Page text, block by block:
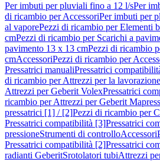
Per imbuti per pluviali fino a 12 l/sPer
di ricambio per AccessoriPer imbuti per
al vaporePezzi di ricambio per Elementi
cmPezzi di ricambio per Scarichi a
pavimento 13 x 13 cmPezzi di ricambio
cmAccessoriPezzi di ricambio per
Pressatrici manualiPressatrici
di ricambio per Attrezzi per la
Attrezzi per Geberit VolexPressatrici
ricambio per Attrezzi per Geberit Mapress
pressatrici [1] / [2]Pezzi di ricambio per
Pressatrici compatibilità [3]Pressatrici
pressioneStrumenti di controlloAccessori
Pressatrici compatibilità [2]Pressatrici
radianti GeberitSrotolatori tubiAttrezzi